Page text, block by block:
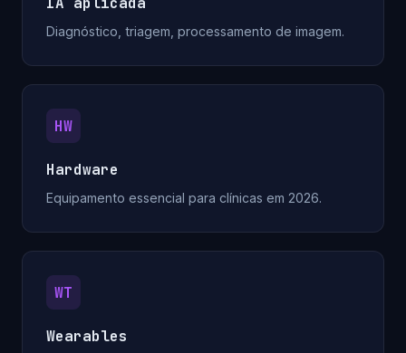
Diagnóstico, triagem, processamento de imagem.
HW
Hardware
Equipamento essencial para clínicas em 2026.
WT
Wearables